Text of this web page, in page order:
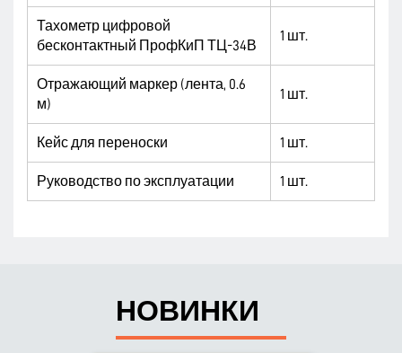
Тахометр цифровой
бесконтактный ПрофКиП ТЦ-34В
1 шт.
Отражающий маркер (лента, 0.6
м)
1 шт.
Кейс для переноски 1 шт.
Руководство по эксплуатации 1 шт.
НОВИНКИ